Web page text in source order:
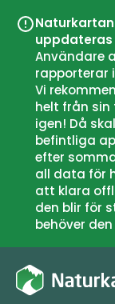
uppdateras
Användare
rapporterar
Vi
helt från sin
igen! Då
befintliga
efter
all data för
att klara
den blir för
behöver